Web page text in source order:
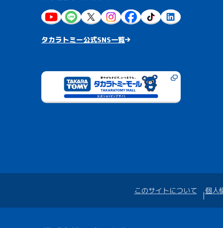
タカラトミー公式SNS一覧
このサイトについて 個人